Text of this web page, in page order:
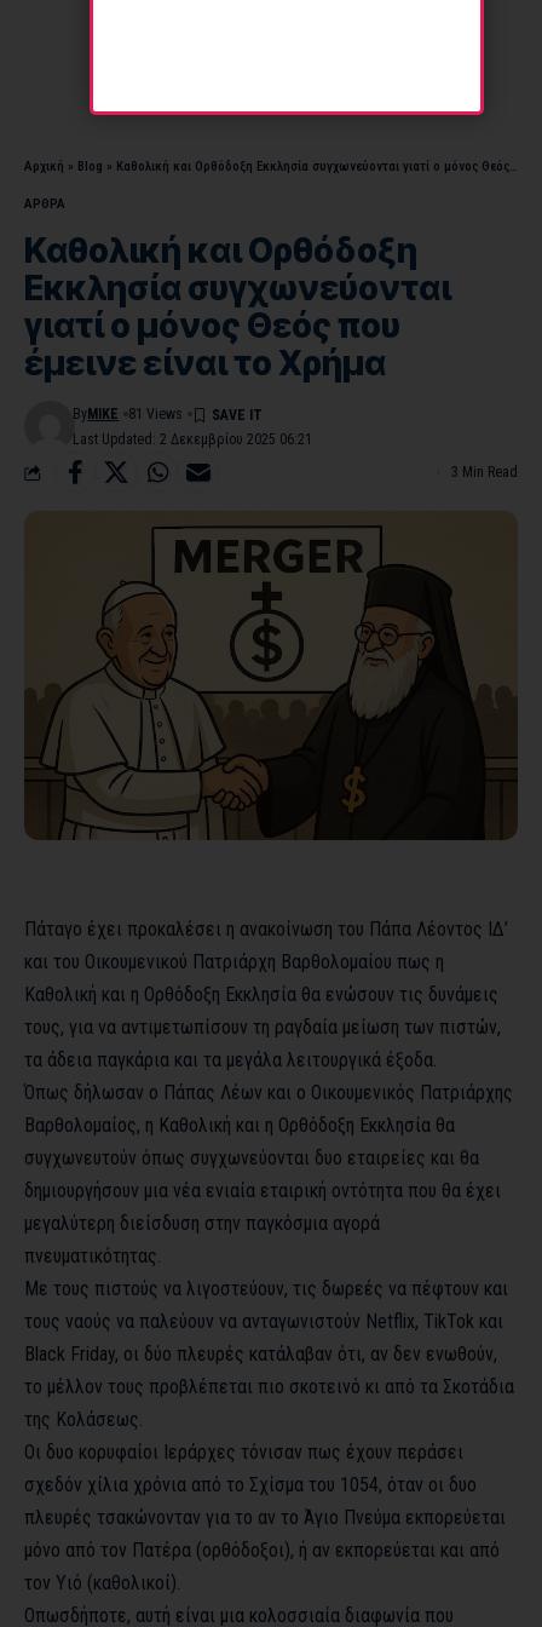
Αρχική » Blog » Καθολική και Ορθόδοξη Εκκλησία συγχωνεύονται γιατί ο μόνος Θεός που έμεινε είναι το Χρήμα
ΑΡΘΡΑ
Καθολική και Ορθόδοξη
Εκκλησία συγχωνεύονται
γιατί ο μόνος Θεός που
έμεινε είναι το Χρήμα
Last Updated: 2 Δεκεμβρίου 2025 06:21
By MIKE 81 Views
3 Min Read
Πάταγο έχει προκαλέσει η ανακοίνωση του Πάπα Λέοντος ΙΔ’
και του Οικουμενικού Πατριάρχη Βαρθολομαίου πως η
Καθολική και η Ορθόδοξη Εκκλησία θα ενώσουν τις δυνάμεις
τους, για να αντιμετωπίσουν τη ραγδαία μείωση των πιστών,
τα άδεια παγκάρια και τα μεγάλα λειτουργικά έξοδα.
Όπως δήλωσαν ο Πάπας Λέων και ο Οικουμενικός Πατριάρχης
Βαρθολομαίος, η Καθολική και η Ορθόδοξη Εκκλησία θα
συγχωνευτούν όπως συγχωνεύονται δυο εταιρείες και θα
δημιουργήσουν μια νέα ενιαία εταιρική οντότητα που θα έχει
μεγαλύτερη διείσδυση στην παγκόσμια αγορά
πνευματικότητας.
Με τους πιστούς να λιγοστεύουν, τις δωρεές να πέφτουν και
τους ναούς να παλεύουν να ανταγωνιστούν Netflix, TikTok και
Black Friday, οι δύο πλευρές κατάλαβαν ότι, αν δεν ενωθούν,
το μέλλον τους προβλέπεται πιο σκοτεινό κι από τα Σκοτάδια
της Κολάσεως.
Οι δυο κορυφαίοι Ιεράρχες τόνισαν πως έχουν περάσει
σχεδόν χίλια χρόνια από το Σχίσμα του 1054, όταν οι δυο
πλευρές τσακώνονταν για το αν το Άγιο Πνεύμα εκπορεύεται
μόνο από τον Πατέρα (ορθόδοξοι), ή αν εκπορεύεται και από
τον Υιό (καθολικοί).
Οπωσδήποτε, αυτή είναι μια κολοσσιαία διαφωνία που